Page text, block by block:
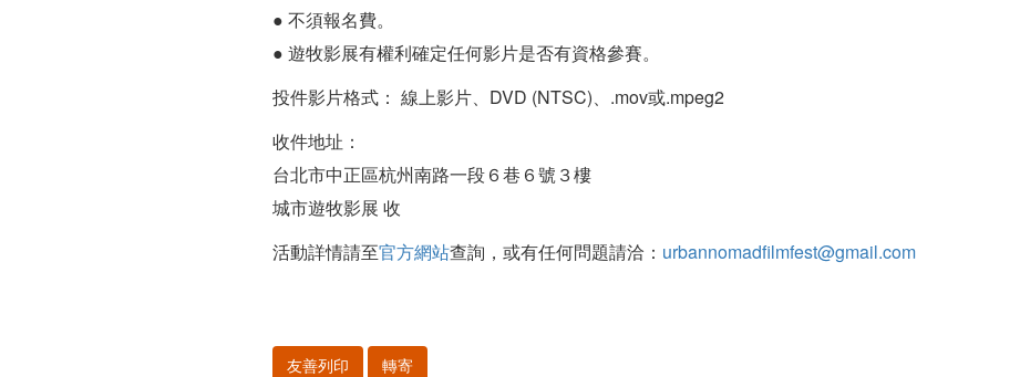
● 不須報名費。
● 遊牧影展有權利確定任何影片是否有資格參賽。
投件影片格式： 線上影片、DVD (NTSC)、.mov或.mpeg2
收件地址：
台北市中正區杭州南路一段６巷６號３樓
城市遊牧影展 收
活動詳情請至官方網站查詢，或有任何問題請洽： urbannomadfilmfest@gmail.com
友善列印 轉寄